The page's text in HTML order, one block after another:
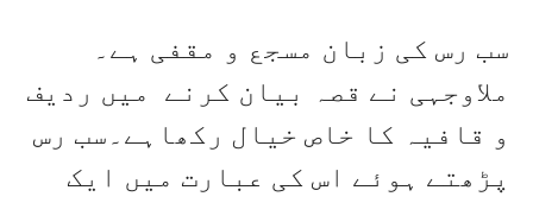
سب رس کی زبان مسجع و مقفی ہے۔
ملاوجہی نے قصہ بیان کرنے میں ردیف
و قافیہ کا خاص خیال رکھاہے۔سب رس
پڑھتے ہوئے اس کی عبارت میں ایک